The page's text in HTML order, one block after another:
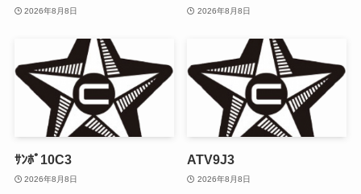
2026年8月8日 2026年8月8日
ｻﾝﾎﾟ10C3
2026年8月8日
ATV9J3
2026年8月8日